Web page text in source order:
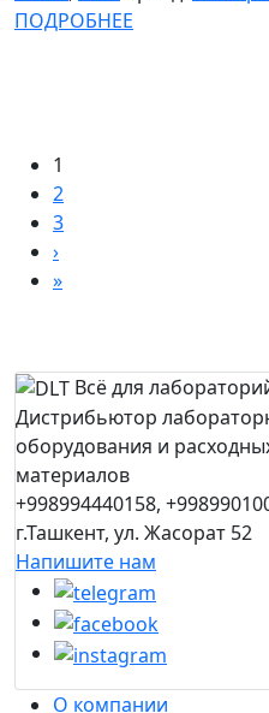
ПОДРОБНЕЕ
Страницы
1
2
3
›
»
Всё для
Дистрибьютор
оборудования и
материалов
+998994440158,
г.Ташкент, ул. Жасорат 52
Напишите нам
О компании